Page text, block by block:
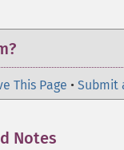
This Page • Submit
Notes